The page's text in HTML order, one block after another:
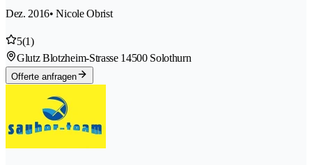
Dez. 2016• Nicole Obrist
5(1)
Glutz Blotzheim-Strasse 14500 Solothurn
Offerte anfragen